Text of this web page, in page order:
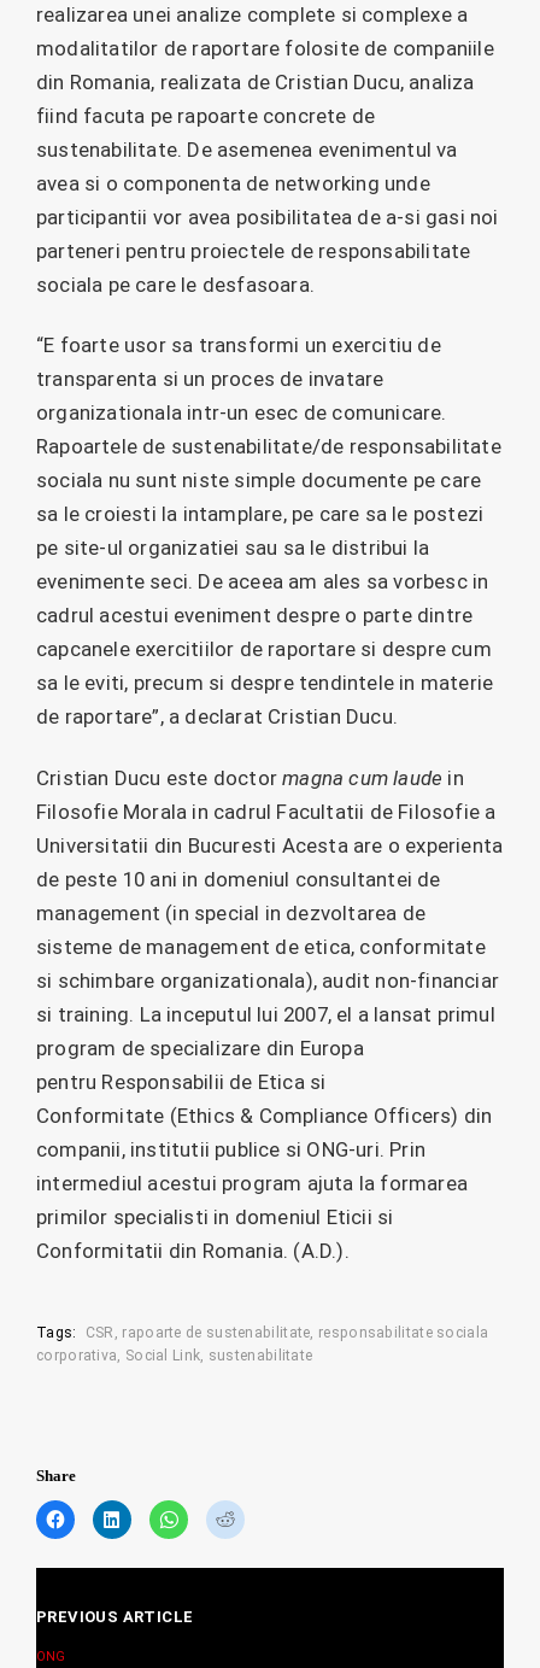
realizarea unei analize complete si complexe a
modalitatilor de raportare folosite de companiile
din Romania, realizata de Cristian Ducu, analiza
fiind facuta pe rapoarte concrete de
sustenabilitate. De asemenea evenimentul va
avea si o componenta de networking unde
participantii vor avea posibilitatea de a-si gasi noi
parteneri pentru proiectele de responsabilitate
sociala pe care le desfasoara.
“E foarte usor sa transformi un exercitiu de
transparenta si un proces de invatare
organizationala intr-un esec de comunicare.
Rapoartele de sustenabilitate/de responsabilitate
sociala nu sunt niste simple documente pe care
sa le croiesti la intamplare, pe care sa le postezi
pe site-ul organizatiei sau sa le distribui la
evenimente seci. De aceea am ales sa vorbesc in
cadrul acestui eveniment despre o parte dintre
capcanele exercitiilor de raportare si despre cum
sa le eviti, precum si despre tendintele in materie
de raportare”, a declarat Cristian Ducu.
Cristian Ducu este doctormagna cum laude in
Filosofie Morala in cadrul Facultatii de Filosofie a
Universitatii din Bucuresti Acesta are o experienta
de peste 10 ani in domeniul consultantei de
management (in special in dezvoltarea de
sisteme de management de etica, conformitate
si schimbare organizationala), audit non-financiar
si training. La inceputul lui 2007, el a lansat primul
program de specializare din Europa
pentru Responsabilii de Etica si
Conformitate (Ethics & Compliance Officers) din
companii, institutii publice si ONG-uri. Prin
intermediul acestui program ajuta la formarea
primilor specialisti in domeniul Eticii si
Conformitatii din Romania. (A.D.).
Tags: CSR rapoarte de sustenabilitate responsabilitate sociala
corporativa
Social Link sustenabilitate
Share
C
l
c
t
C
l
c
t
C
l
c
t
C
l
c
navigation
PREVIOUS ARTICLE
ONG